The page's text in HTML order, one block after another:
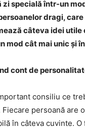
specială într-un
dragi,
câteva idei
mod cât mai unic și
cont de
consiliu ce
persoană are
în câteva cuvinte.